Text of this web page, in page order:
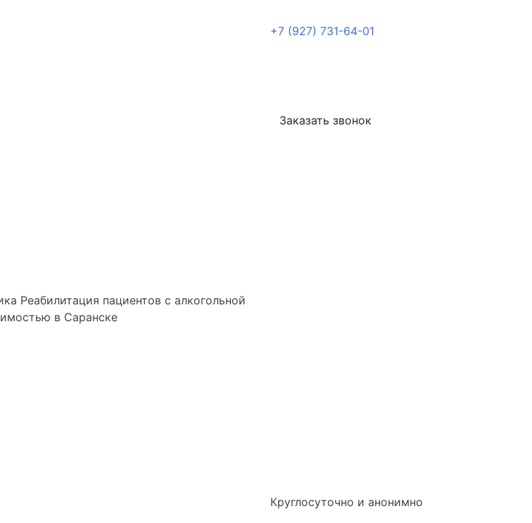
+7 (927) 731-64-01
Реабилитация пациентов с алкогольной
в Саранске
Заказать звонок
Круглосуточно и анонимно